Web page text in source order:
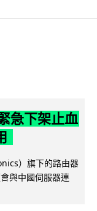
急下架止血
）旗下的路由器
與中國伺服器連